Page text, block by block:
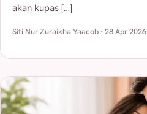
akan kupas […]
Siti Nur Zuraikha Yaacob · 28 Apr 2026